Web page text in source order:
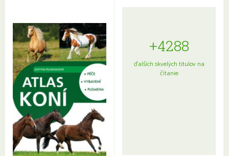
+4288
ďalších skvelých titulov na
čítanie